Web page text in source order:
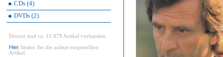
CDs (4)
DVDs (2)
Derzeit sind ca. 11.079 Artikel vorhanden.
Hier finden Sie die zuletzt eingestellten
Artikel.